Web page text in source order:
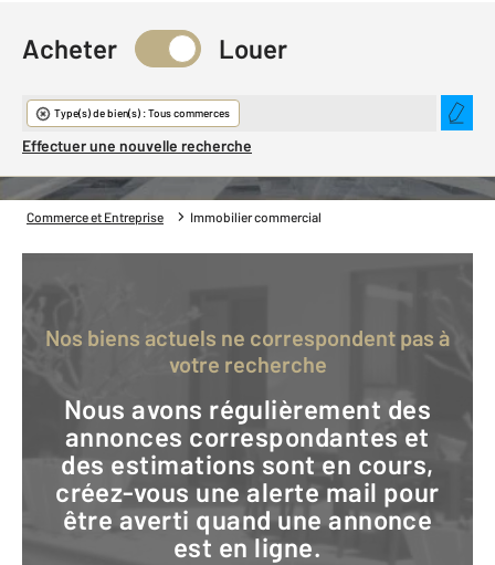
Immobilier commercial
Acheter Louer
Type(s) de bien(s) : Tous commerces
Effectuer une nouvelle recherche
Commerce et Entreprise Immobilier commercial
Nos biens actuels ne correspondent pas à
votre recherche
Nous avons régulièrement des
annonces correspondantes et
des estimations sont en cours,
créez-vous une alerte mail pour
être averti quand une annonce
est en ligne.